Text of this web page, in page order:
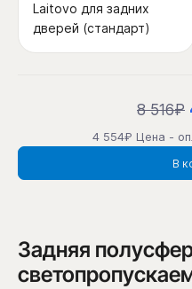
Laitovo для задних
дверей (стандарт)
8 516₽
4 554₽ Цена -
В
Задняя